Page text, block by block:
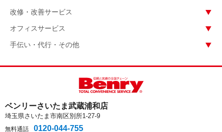
改修・改善サービス
オフィスサービス
手伝い・代行・その他
ベンリーさいたま武蔵浦和店
埼玉県さいたま市南区別所1-27-9
無料通話 0120-044-755